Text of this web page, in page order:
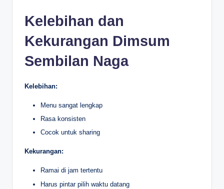
Kelebihan dan
Kekurangan Dimsum
Sembilan Naga
Kelebihan:
Menu sangat lengkap
Rasa konsisten
Cocok untuk sharing
Kekurangan:
Ramai di jam tertentu
Harus pintar pilih waktu datang